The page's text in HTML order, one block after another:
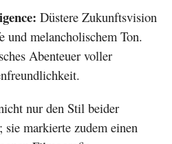
Düstere Zukunftsvision
und melancholischem Ton.
Abenteuer voller
nur den Stil beider
markierte zudem einen